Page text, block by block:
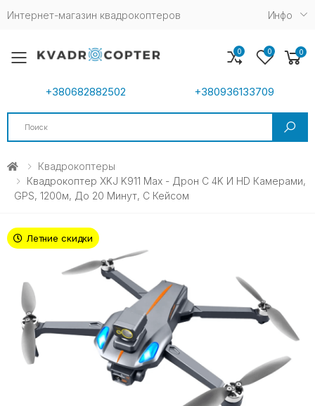
Интернет-магазин квадрокоптеров Инфо
Toggle mobile menu
+380682882502 +380936133709
Search
0 0 0
Квадрокоптеры
Квадрокоптер XKJ K911 Max - Дрон С 4K И HD Камерами,
GPS, 1200м, До 20 Минут, С Кейсом
Летние скидки